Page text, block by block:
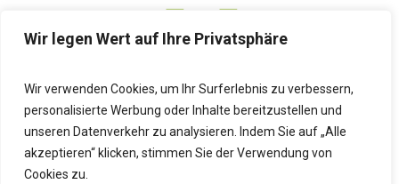
Wir legen Wert auf Ihre Privatsphäre
Wir verwenden Cookies, um Ihr Surferlebnis zu verbessern,
personalisierte Werbung oder Inhalte bereitzustellen und
unseren Datenverkehr zu analysieren. Indem Sie auf „Alle
akzeptieren“ klicken, stimmen Sie der Verwendung von
Cookies zu.
Datenschutz| Tanz- und Bewegungsschule LUTZ © 2025 | Alle Rechte
vorbehalten